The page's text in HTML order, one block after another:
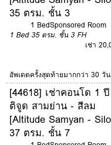
35 ตรม. ชั้น 3
1 BedSponsored Room
1 Bed 35 ตรม. ชั้น 3 FH
เช่า
อัพเดตครั้งสุดท้ายมากกว่า 30 วัน
[44618] เช่าคอนโด 1
ติจูด สามย่าน - สีลม
[Altitude Samyan -
37 ตรม. ชั้น 7